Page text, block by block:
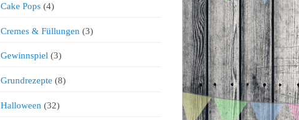
Cake Pops(4)
Cremes & Füllungen (3)
Gewinnspiel(3)
Grundrezepte (8)
Halloween (32)